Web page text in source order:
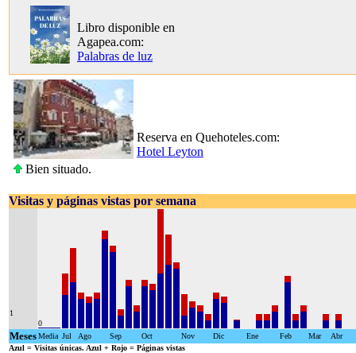
Libro disponible en
Agapea.com:
Palabras de luz
Reserva en Quehoteles.com:
Hotel Leyton
Bien situado.
Visitas y páginas vistas por semana
1
0
MesesMedia Jul Ago Sep Oct Nov Dic Ene Feb Mar
Abr
Azul = Visitas únicas. Azul + Rojo = Páginas vistas